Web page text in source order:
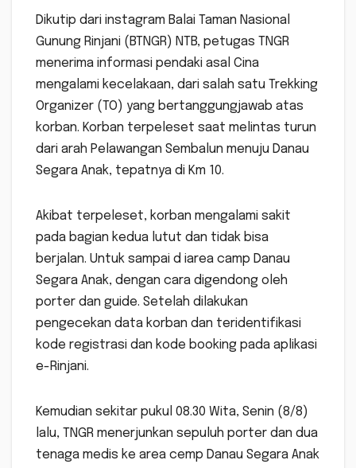
Dikutip dari instagram Balai Taman Nasional
Gunung Rinjani (BTNGR) NTB, petugas TNGR
menerima informasi pendaki asal Cina
mengalami kecelakaan, dari salah satu Trekking
Organizer (TO) yang bertanggungjawab atas
korban. Korban terpeleset saat melintas turun
dari arah Pelawangan Sembalun menuju Danau
Segara Anak, tepatnya di Km 10.
Akibat terpeleset, korban mengalami sakit
pada bagian kedua lutut dan tidak bisa
berjalan. Untuk sampai d iarea camp Danau
Segara Anak, dengan cara digendong oleh
porter dan guide. Setelah dilakukan
pengecekan data korban dan teridentifikasi
kode registrasi dan kode booking pada aplikasi
e-Rinjani.
Kemudian sekitar pukul 08.30 Wita, Senin (8/8)
lalu, TNGR menerjunkan sepuluh porter dan dua
tenaga medis ke area cemp Danau Segara Anak